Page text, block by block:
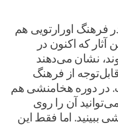
فرهنگ اورارتویی هم
که اکنون در
نشان می‌دهند
از فرهنگ
در دوره هخامنشی هم
آن را روی
ببینید. اما فقط این